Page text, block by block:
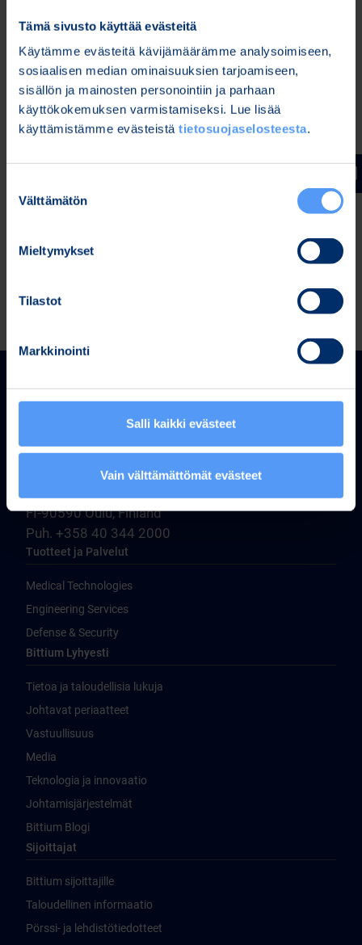
Tämä sivusto käyttää evästeitä
Käytämme evästeitä kävijämäärämme analysoimiseen,
sosiaalisen median ominaisuuksien tarjoamiseen,
sisällön ja mainosten personointiin ja parhaan
käyttökokemuksen varmistamiseksi. Lue lisää
käyttämistämme evästeistä tietosuojaselosteesta.
valinta
Välttämätön
Mieltymykset
Tilastot
Markkinointi
Salli kaikki evästeet
Vain välttämättömät evästeet
Janne Sarvikivi
Huttunen
Lisätietoja:
Kari Jokela
Lakiasiainjohtaja
Puh. 040 344 5258
Tiedostot
Bittium Corporation
FI-90590 Oulu, Finland
Puh. +358 40 344 2000
Tuotteet ja Palvelut
Medical Technologies
Engineering Services
Defense & Security
Bittium Lyhyesti
Tietoa ja taloudellisia lukuja
Johtavat periaatteet
Vastuullisuus
Media
Teknologia ja innovaatio
Johtamisjärjestelmät
Bittium Blogi
Sijoittajat
Bittium sijoittajille
Taloudellinen informaatio
Pörssi- ja lehdistötiedotteet